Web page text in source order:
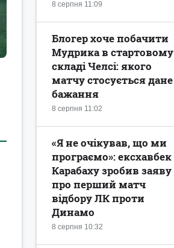
8 серпня 11:09
8 серпня 11:02
Блогер хоче побачити
Мудрика в стартовому
складі Челсі: якого
матчу стосується дане
бажання
8 серпня 10:32
«Я не очікував, що ми
програємо»: ексхавбек
Карабаху зробив заяву
про перший матч
відбору ЛК проти
Динамо